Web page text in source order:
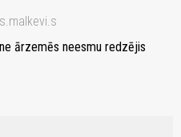
ārzemēs neesmu redzējis